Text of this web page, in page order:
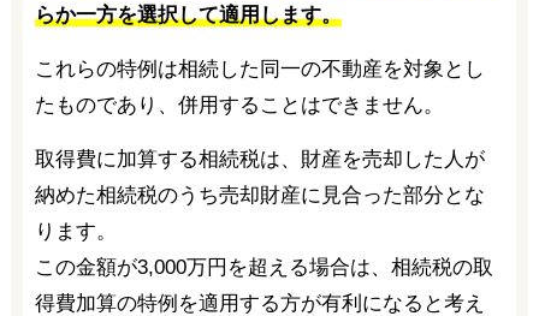
らか一方を選択して適用します。
これらの特例は相続した同一の不動産を対象とし
たものであり、併用することはできません。
取得費に加算する相続税は、財産を売却した人が
納めた相続税のうち売却財産に見合った部分とな
ります。
この金額が3,000万円を超える場合は、相続税の取
得費加算の特例を適用する方が有利になると考え